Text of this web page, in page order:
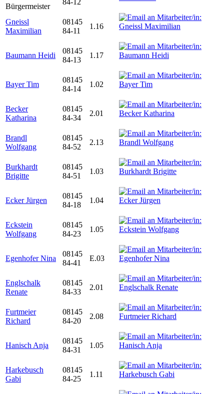
Bürgermeister
84-12
Gneissl
Maximilian
08145
84-11
1.16
Baumann Heidi
08145
84-13
1.17
Bayer Tim
08145
84-14
1.02
Becker
Katharina
08145
84-34
2.01
Brandl
Wolfgang
08145
84-52
2.13
Burkhardt
Brigitte
08145
84-51
1.03
Ecker Jürgen
08145
84-18
1.04
Eckstein
Wolfgang
08145
84-23
1.05
Egenhofer Nina
08145
84-41
E.03
Englschalk
Renate
08145
84-33
2.01
Furtmeier
Richard
08145
84-20
2.08
Hanisch Anja
08145
84-31
1.05
Harkebusch
Gabi
08145
84-25
1.11